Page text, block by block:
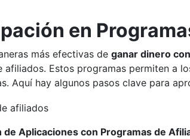
en
más efectivas de ganar dinero
afiliados. Estos programas permiten a
Aquí hay algunos pasos clave para
de Aplicaciones con Programas de